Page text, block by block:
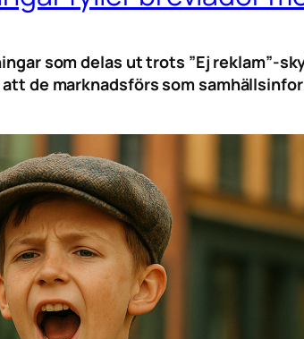
som delas ut trots ”Ej reklam”-
de marknadsförs som